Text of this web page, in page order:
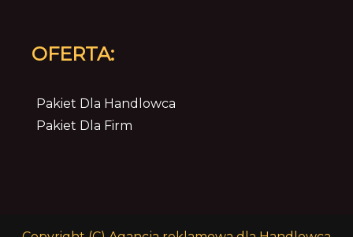
OFERTA:
Pakiet Dla Handlowca
Pakiet Dla Firm